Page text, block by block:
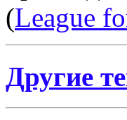
(League
Другие